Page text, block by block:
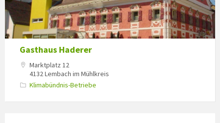
Gasthaus Haderer
Marktplatz 12
4132 Lembach im Mühlkreis
Klimabündnis-Betriebe